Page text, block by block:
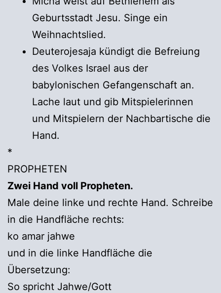
Geburtsstadt Jesu. Singe ein
Weihnachtslied.
Deuterojesaja kündigt die Befreiung
des Volkes Israel aus der
babylonischen Gefangenschaft an.
Lache laut und gib Mitspielerinnen
und Mitspielern der Nachbartische die
Hand.
*
PROPHETEN
Zwei Hand voll Propheten.
Male deine linke und rechte Hand. Schreibe
in die Handfläche rechts:
ko amar jahwe
und in die linke Handfläche die
Übersetzung:
So spricht Jahwe/Gott